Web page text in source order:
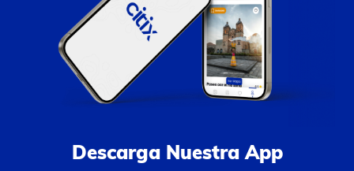
Descarga Nuestra App